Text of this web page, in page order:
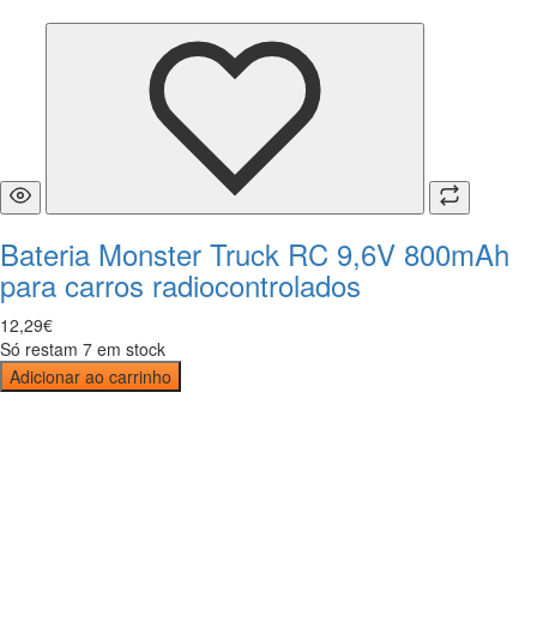
Bateria Monster Truck RC 9,6V 800mAh
para carros radiocontrolados
12,29€
Só restam 7 em stock
Adicionar ao carrinho